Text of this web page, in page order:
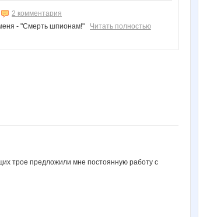
2 комментария
- "Смерть шпионам!" Читать полностью
трое предложили мне постоянную работу с